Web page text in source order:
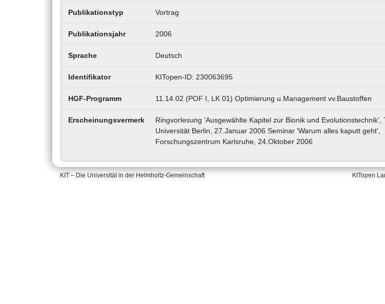
Publikationstyp Vortrag
Publikationsjahr 2006
Sprache Deutsch
Identifikator KITopen-ID: 230063695
HGF-Programm 11.14.02 (POF I, LK 01) Optimierung u.Management vv.Baustoffen
Erscheinungsvermerk
Ringvorlesung 'Ausgewählte Kapitel zur Bionik und Evolutionstechnik',
Universität Berlin, 27.Januar 2006 Seminar 'Warum alles kaputt geht',
Forschungszentrum Karlsruhe, 24.Oktober 2006
KIT – Die Universität in der Helmholtz-Gemeinschaft KITopen